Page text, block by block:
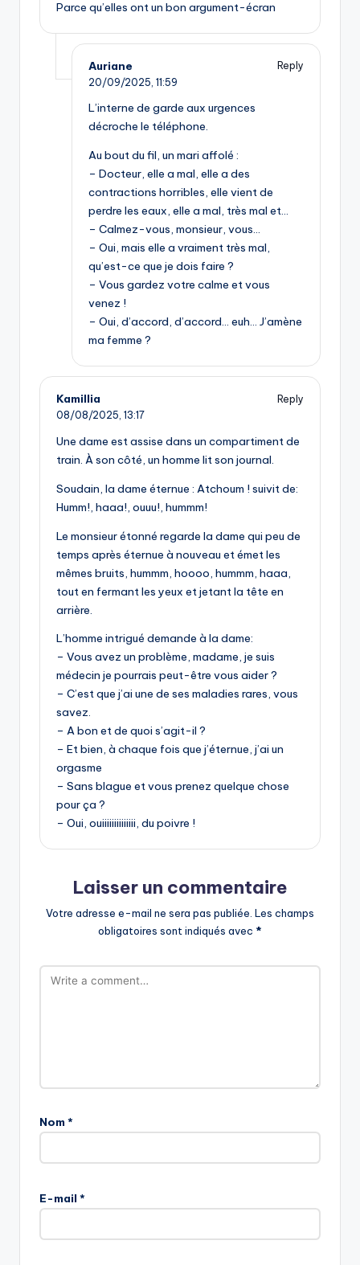
Parce qu’elles ont un bon argument-écran
Auriane
Reply
20/09/2025, 11:59
L’interne de garde aux urgences
décroche le téléphone.
Au bout du fil, un mari affolé :
– Docteur, elle a mal, elle a des
contractions horribles, elle vient de
perdre les eaux, elle a mal, très mal et…
– Calmez-vous, monsieur, vous…
– Oui, mais elle a vraiment très mal,
qu’est-ce que je dois faire ?
– Vous gardez votre calme et vous
venez !
– Oui, d’accord, d’accord… euh… J’amène
ma femme ?
Kamillia
Reply
08/08/2025, 13:17
Une dame est assise dans un compartiment de
train. À son côté, un homme lit son journal.
Soudain, la dame éternue : Atchoum ! suivit de:
Humm!, haaa!, ouuu!, hummm!
Le monsieur étonné regarde la dame qui peu de
temps après éternue à nouveau et émet les
mêmes bruits, hummm, hoooo, hummm, haaa,
tout en fermant les yeux et jetant la tête en
arrière.
L’homme intrigué demande à la dame:
– Vous avez un problème, madame, je suis
médecin je pourrais peut-être vous aider ?
– C’est que j’ai une de ses maladies rares, vous
savez.
– A bon et de quoi s’agit-il ?
– Et bien, à chaque fois que j’éternue, j’ai un
orgasme
– Sans blague et vous prenez quelque chose
pour ça ?
– Oui, ouiiiiiiiiiiiiii, du poivre !
Laisser un commentaire
Votre adresse e-mail ne sera pas publiée. Les champs
obligatoires sont indiqués avec *
Nom *
E-mail *